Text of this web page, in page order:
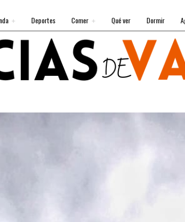
Deportes Comer Qué ver Dormir